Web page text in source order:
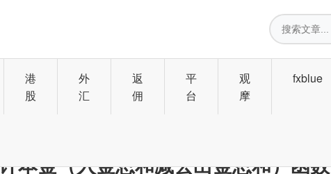
搜
索
港
股
外
汇
返
佣
平
台
观
摩
fxblue
本金（入金总和减去出金总和）函数